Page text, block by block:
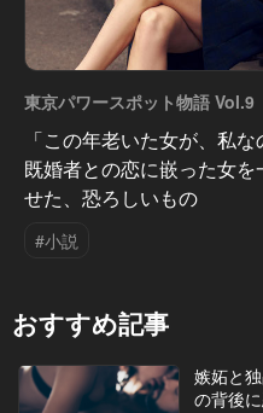
東京パワースポット物語 Vol.9
「この年老いた女が、私
既婚者との恋に嵌った女を
せた、恐ろしいもの
#小説
おすすめ記事
嫉妬と
の背後